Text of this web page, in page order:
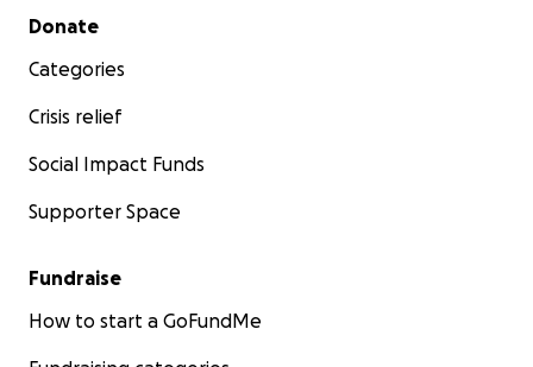
Secondary menu
Donate
Categories
Crisis relief
Social Impact Funds
Supporter Space
Fundraise
How to start a GoFundMe